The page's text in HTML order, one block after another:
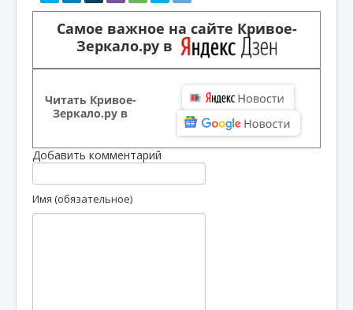
Самое важное на сайте Кривое-
Зеркало.ру в
Читать Кривое-
Зеркало.ру в
Добавить комментарий
Имя (обязательное)